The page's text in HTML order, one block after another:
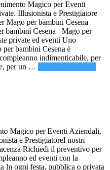
Magico per Eventi
Illusionista e Prestigiatore
Mago per bambini Cesena
bambini Cesena Mago per
private ed eventi Uno
bambini Cesena è
indimenticabile, per
per un …
Magico per Eventi Aziendali,
e PrestigiatoreI nostri
Richiedi il preventivo per
ed eventi con la
In ogni festa, pubblica o privata